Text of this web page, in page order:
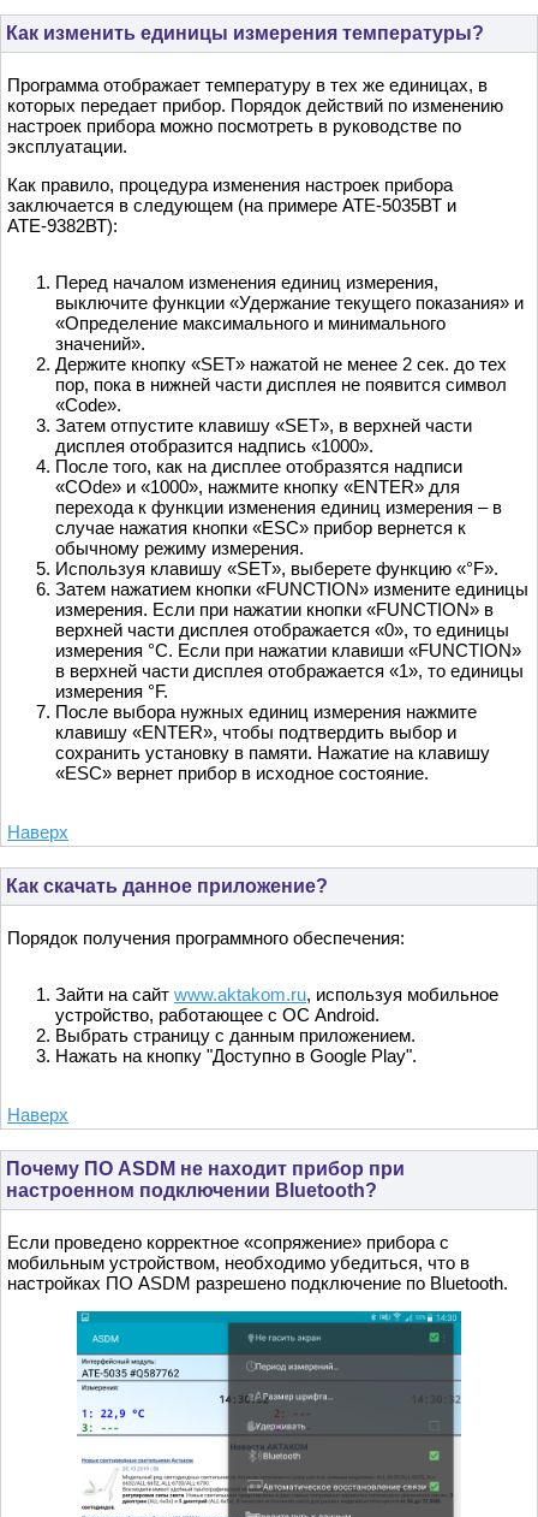
Как изменить единицы измерения температуры?
Программа отображает температуру в тех же единицах, в
которых передает прибор. Порядок действий по изменению
настроек прибора можно посмотреть в руководстве по
эксплуатации.
Как правило, процедура изменения настроек прибора
заключается в следующем (на примере АТЕ-5035ВТ и
АТЕ-9382ВТ):
Перед началом изменения единиц измерения,
выключите функции «Удержание текущего показания» и
«Определение максимального и минимального
значений».
Держите кнопку «SET» нажатой не менее 2 сек. до тех
пор, пока в нижней части дисплея не появится символ
«Code».
Затем отпустите клавишу «SET», в верхней части
дисплея отобразится надпись «1000».
После того, как на дисплее отобразятся надписи
«CОde» и «1000», нажмите кнопку «ENTER» для
перехода к функции изменения единиц измерения – в
случае нажатия кнопки «ESC» прибор вернется к
обычному режиму измерения.
Используя клавишу «SET», выберете функцию «°F».
Затем нажатием кнопки «FUNCTION» измените единицы
измерения. Если при нажатии кнопки «FUNCTION» в
верхней части дисплея отображается «0», то единицы
измерения °C. Если при нажатии клавиши «FUNCTION»
в верхней части дисплея отображается «1», то единицы
измерения °F.
После выбора нужных единиц измерения нажмите
клавишу «ENTER», чтобы подтвердить выбор и
сохранить установку в памяти. Нажатие на клавишу
«ESC» вернет прибор в исходное состояние.
Наверх
Как скачать данное приложение?
Порядок получения программного обеспечения:
Зайти на сайт www.aktakom.ru, используя мобильное
устройство, работающее с ОС Android.
Выбрать страницу с данным приложением.
Нажать на кнопку "Доступно в Google Play".
Наверх
Почему ПО ASDM не находит прибор при
настроенном подключении Bluetooth?
Если проведено корректное «сопряжение» прибора с
мобильным устройством, необходимо убедиться, что в
настройках ПО ASDM разрешено подключение по Bluetooth.